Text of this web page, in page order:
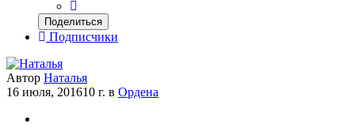
Поделиться
Подписчики
Автор Наталья
16 июля, 201610 г. в Ордена